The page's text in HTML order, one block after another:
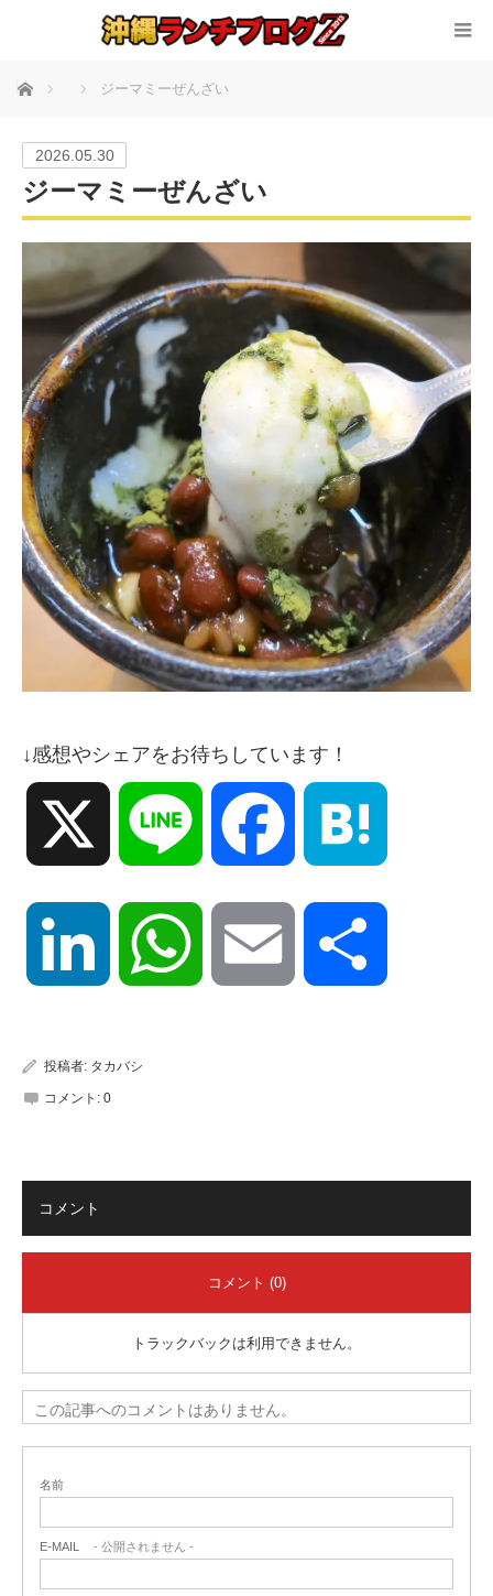
ホーム ジーマミーぜんざい
2026.05.30
ジーマミーぜんざい
↓感想やシェアをお待ちしています！
Line Facebook
LinkedIn WhatsApp Email
投稿者: タカバシ
コメント: 0
コメント
コメント (0)
トラックバックは利用できません。
この記事へのコメントはありません。
名前
E-MAIL - 公開されません -